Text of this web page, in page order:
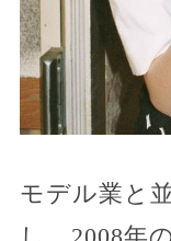
モデル業と